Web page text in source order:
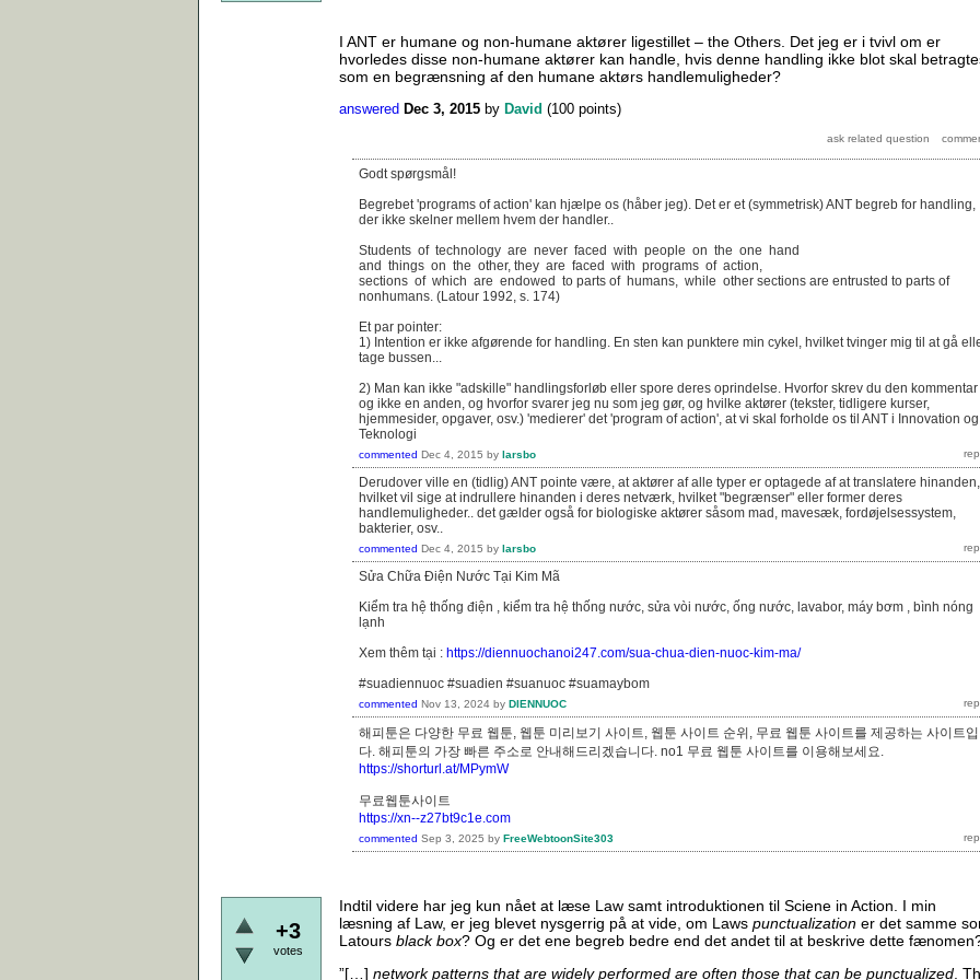
I ANT er humane og non-humane aktører ligestillet – the Others. Det jeg er i tvivl om er
hvorledes disse non-humane aktører kan handle, hvis denne handling ikke blot skal
som en begrænsning af den humane aktørs handlemuligheder?
answered Dec 3, 2015 by David (100 points)
Godt spørgsmål!
Begrebet 'programs of action' kan hjælpe os (håber jeg). Det er et (symmetrisk) ANT begreb for handling,
der ikke skelner mellem hvem der handler..
Students of technology are never faced with people on the one hand
and things on the other, they are faced with programs of action,
sections of which are endowed to parts of humans, while other sections are entrusted to parts of
nonhumans. (Latour 1992, s. 174)
Et par pointer:
1) Intention er ikke afgørende for handling. En sten kan punktere min cykel, hvilket tvinger mig til at gå
tage bussen...
2) Man kan ikke "adskille" handlingsforløb eller spore deres oprindelse. Hvorfor skrev du den kommentar
og ikke en anden, og hvorfor svarer jeg nu som jeg gør, og hvilke aktører (tekster, tidligere kurser,
hjemmesider, opgaver, osv.) 'medierer' det 'program of action', at vi skal forholde os til ANT i Innovation og
Teknologi
commented Dec 4, 2015 by larsbo
Derudover ville en (tidlig) ANT pointe være, at aktører af alle typer er optagede af at translatere hinanden,
hvilket vil sige at indrullere hinanden i deres netværk, hvilket "begrænser" eller former deres
handlemuligheder.. det gælder også for biologiske aktører såsom mad, mavesæk, fordøjelsessystem,
bakterier, osv..
commented Dec 4, 2015 by larsbo
Sửa Chữa Điện Nước Tại Kim Mã
Kiểm tra hệ thống điện , kiểm tra hệ thống nước, sửa vòi nước, ống nước, lavabor, máy bơm , bình nóng
lạnh
Xem thêm tại : https://diennuochanoi247.com/sua-chua-dien-nuoc-kim-ma/
#suadiennuoc #suadien #suanuoc #suamaybom
commented Nov 13, 2024 by DIENNUOC
해피툰은 다양한 무료 웹툰, 웹툰 미리보기 사이트, 웹툰 사이트 순위, 무료 웹툰 사이트를 제공하는 사이트
다. 해피툰의 가장 빠른 주소로 안내해드리겠습니다. no1 무료 웹툰 사이트를 이용해보세요.
https://shorturl.at/MPymW
무료웹툰사이트
https://xn--z27bt9c1e.com
commented Sep 3, 2025 by FreeWebtoonSite303
+3
votes
Indtil videre har jeg kun nået at læse Law samt introduktionen til Sciene in Action. I min
læsning af Law, er jeg blevet nysgerrig på at vide, om Laws punctualization er det samme
Latours black box? Og er det ene begreb bedre end det andet til at beskrive dette
”[…] network patterns that are widely performed are often those that can be punctualized .